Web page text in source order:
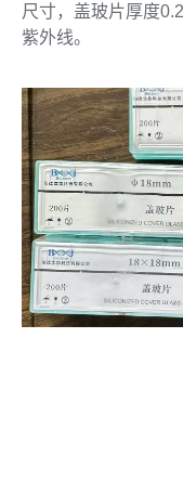
尺寸，盖玻片厚度
紫外线。